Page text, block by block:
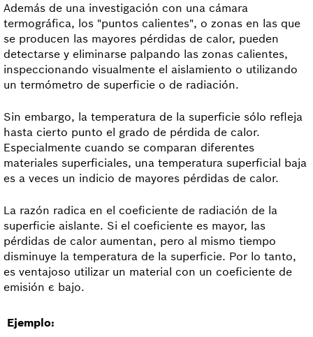
Además de una investigación con una cámara
termográfica, los "puntos calientes", o zonas en las que
se producen las mayores pérdidas de calor, pueden
detectarse y eliminarse palpando las zonas calientes,
inspeccionando visualmente el aislamiento o utilizando
un termómetro de superficie o de radiación.
Sin embargo, la temperatura de la superficie sólo refleja
hasta cierto punto el grado de pérdida de calor.
Especialmente cuando se comparan diferentes
materiales superficiales, una temperatura superficial baja
es a veces un indicio de mayores pérdidas de calor.
La razón radica en el coeficiente de radiación de la
superficie aislante. Si el coeficiente es mayor, las
pérdidas de calor aumentan, pero al mismo tiempo
disminuye la temperatura de la superficie. Por lo tanto,
es ventajoso utilizar un material con un coeficiente de
emisión ε bajo.
Ejemplo: